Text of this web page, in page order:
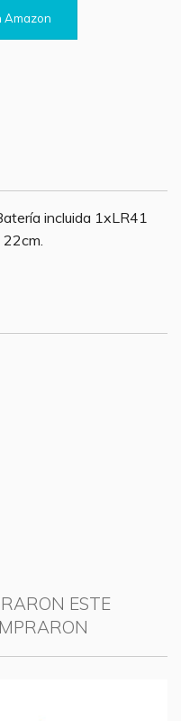
Amazon
incluida 1xLR41
ESTE